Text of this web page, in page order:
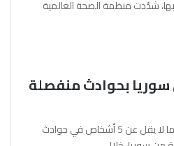
بها، شدّدت منظمة الصحة العالمية
في سوريا بحوادث منفصلة
آفرين علو ـ xeber24.net قُتل ما لا يقل عن 5 أشخاص في حوادث